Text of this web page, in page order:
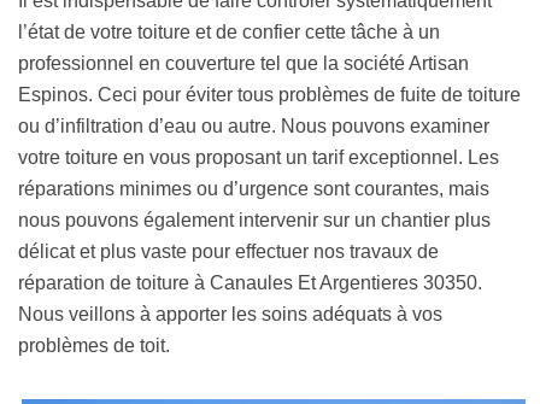
l’état de votre toiture et de confier cette tâche à un
professionnel en couverture tel que la société Artisan
Espinos. Ceci pour éviter tous problèmes de fuite de toiture
ou d’infiltration d’eau ou autre. Nous pouvons examiner
votre toiture en vous proposant un tarif exceptionnel. Les
réparations minimes ou d’urgence sont courantes, mais
nous pouvons également intervenir sur un chantier plus
délicat et plus vaste pour effectuer nos travaux de
réparation de toiture à Canaules Et Argentieres 30350.
Nous veillons à apporter les soins adéquats à vos
problèmes de toit.